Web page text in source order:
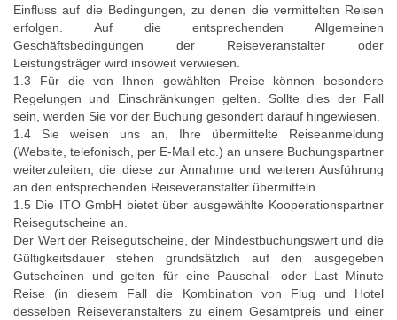
Einfluss auf die Bedingungen, zu denen die vermittelten Reisen
erfolgen. Auf die entsprechenden Allgemeinen
Geschäftsbedingungen der Reiseveranstalter oder
Leistungsträger wird insoweit verwiesen.
1.3 Für die von Ihnen gewählten Preise können besondere
Regelungen und Einschränkungen gelten. Sollte dies der Fall
sein, werden Sie vor der Buchung gesondert darauf hingewiesen.
1.4 Sie weisen uns an, Ihre übermittelte Reiseanmeldung
(Website, telefonisch, per E-Mail etc.) an unsere Buchungspartner
weiterzuleiten, die diese zur Annahme und weiteren Ausführung
an den entsprechenden Reiseveranstalter übermitteln.
1.5 Die ITO GmbH bietet über ausgewählte Kooperationspartner
Reisegutscheine an.
Der Wert der Reisegutscheine, der Mindestbuchungswert und die
Gültigkeitsdauer stehen grundsätzlich auf den ausgegeben
Gutscheinen und gelten für eine Pauschal- oder Last Minute
Reise (in diesem Fall die Kombination von Flug und Hotel
desselben Reiseveranstalters zu einem Gesamtpreis und einer